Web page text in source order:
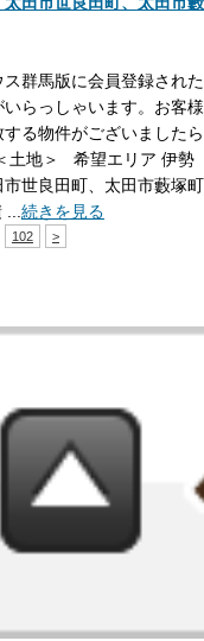
群馬版に会員登録された
らっしゃいます。お客様
る物件がございましたら
土地＞ 希望エリア 伊勢
世良田町、太田市藪塚町
続きを見る
102 >